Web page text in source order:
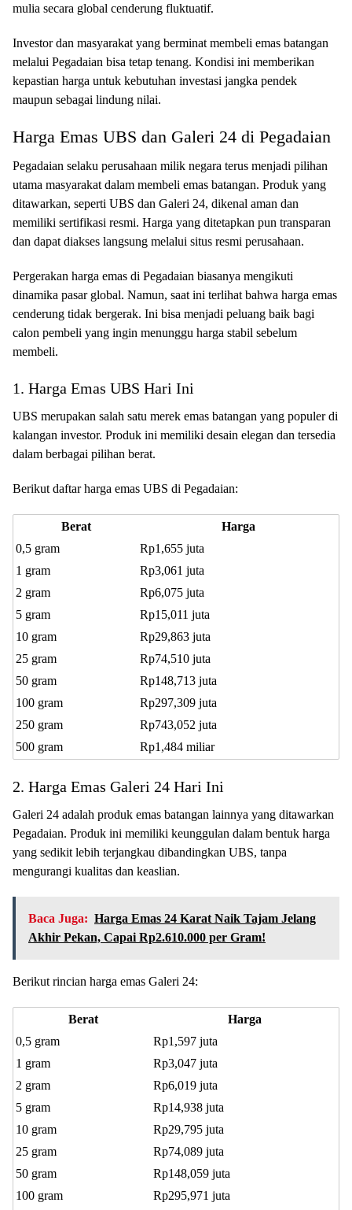
mulia secara global cenderung fluktuatif.
Investor dan masyarakat yang berminat membeli emas batangan
melalui Pegadaian bisa tetap tenang. Kondisi ini memberikan
kepastian harga untuk kebutuhan investasi jangka pendek
maupun sebagai lindung nilai.
Harga Emas UBS dan Galeri 24 di Pegadaian
Pegadaian selaku perusahaan milik negara terus menjadi pilihan
utama masyarakat dalam membeli emas batangan. Produk yang
ditawarkan, seperti UBS dan Galeri 24, dikenal aman dan
memiliki sertifikasi resmi. Harga yang ditetapkan pun transparan
dan dapat diakses langsung melalui situs resmi perusahaan.
Pergerakan harga emas di Pegadaian biasanya mengikuti
dinamika pasar global. Namun, saat ini terlihat bahwa harga emas
cenderung tidak bergerak. Ini bisa menjadi peluang baik bagi
calon pembeli yang ingin menunggu harga stabil sebelum
membeli.
1. Harga Emas UBS Hari Ini
UBS merupakan salah satu merek emas batangan yang populer di
kalangan investor. Produk ini memiliki desain elegan dan tersedia
dalam berbagai pilihan berat.
Berikut daftar harga emas UBS di Pegadaian:
Berat
Harga
0,5 gram
Rp1,655 juta
1 gram
Rp3,061 juta
2 gram
Rp6,075 juta
5 gram
Rp15,011 juta
10 gram
Rp29,863 juta
25 gram
Rp74,510 juta
50 gram
Rp148,713 juta
100 gram
Rp297,309 juta
250 gram
Rp743,052 juta
500 gram
Rp1,484 miliar
2. Harga Emas Galeri 24 Hari Ini
Galeri 24 adalah produk emas batangan lainnya yang ditawarkan
Pegadaian. Produk ini memiliki keunggulan dalam bentuk harga
yang sedikit lebih terjangkau dibandingkan UBS, tanpa
mengurangi kualitas dan keaslian.
Baca Juga: Harga Emas 24 Karat Naik Tajam Jelang
Akhir Pekan, Capai Rp2.610.000 per Gram!
Berikut rincian harga emas Galeri 24:
Berat
Harga
0,5 gram
Rp1,597 juta
1 gram
Rp3,047 juta
2 gram
Rp6,019 juta
5 gram
Rp14,938 juta
10 gram
Rp29,795 juta
25 gram
Rp74,089 juta
50 gram
Rp148,059 juta
100 gram
Rp295,971 juta